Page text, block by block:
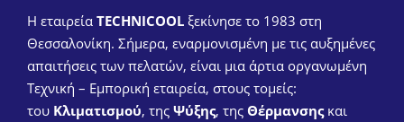
Η εταιρεία TECHNICOOL ξεκίνησε το 1983 στη
Θεσσαλονίκη. Σήμερα, εναρμονισμένη με τις αυξημένες
απαιτήσεις των πελατών, είναι μια άρτια οργανωμένη
Τεχνική – Εμπορική εταιρεία, στους τομείς:
του Κλιματισμού, της Ψύξης, της Θέρμανσηςκαι